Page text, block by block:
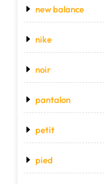
new balance
nike
noir
pantalon
petit
pied